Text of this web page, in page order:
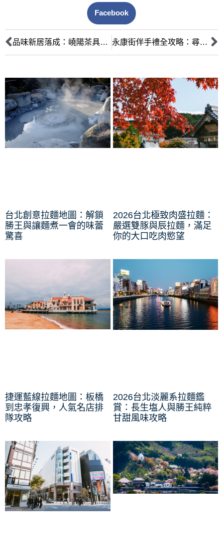
Facebook
品味新居落成：嶢陽茶具與一之軒烘焙禮盒，打造質感生活與溫馨祝福 永康街伴手禮全攻略：尋訪嶛陽茶行與巧克哈客的極致風味
台北創意拉麵地圖：解鎖
勝王與讓麵煮一會的味蕾
驚喜
2026台北極致肉盛拉麵：
嚴選雙豚與辰拉麵，滿足
你的大口吃肉慾望
捷運藍線拉麵地圖：板橋
到忠孝復興，人氣名店排
隊攻略
2026台北淡麗系拉麵鑑
賞：長生塩人與勝王純粹
甘甜風味攻略